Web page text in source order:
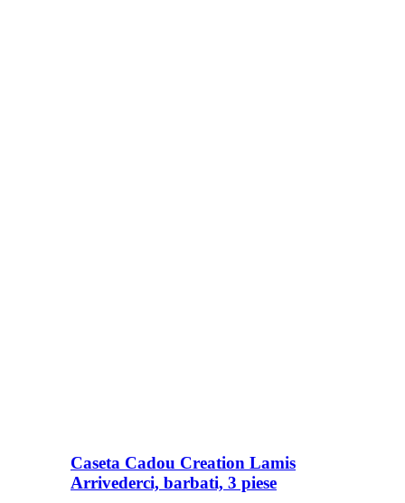
Caseta Cadou Creation Lamis
Arrivederci, barbati, 3 piese